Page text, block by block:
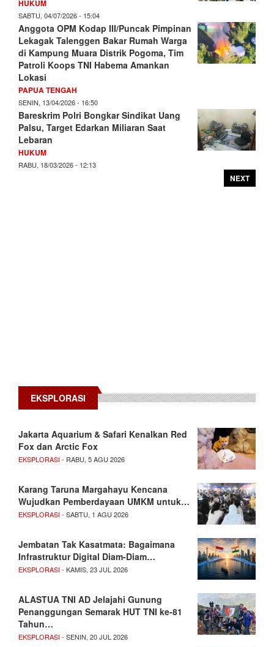
HUKUM
SABTU, 04/07/2026 - 15:04
Anggota OPM Kodap III/Puncak Pimpinan
Lekagak Talenggen Bakar Rumah Warga
di Kampung Muara Distrik Pogoma, Tim
Patroli Koops TNI Habema Amankan
Lokasi
PAPUA TENGAH
SENIN, 13/04/2026 - 16:50
Bareskrim Polri Bongkar Sindikat Uang
Palsu, Target Edarkan Miliaran Saat
Lebaran
HUKUM
RABU, 18/03/2026 - 12:13
NEXT
EKSPLORASI
Jakarta Aquarium & Safari Kenalkan Red
Fox dan Arctic Fox
EKSPLORASI- RABU, 5 AGU 2026
Karang Taruna Margahayu Kencana
Wujudkan Pemberdayaan UMKM untuk…
EKSPLORASI- SABTU, 1 AGU 2026
Jembatan Tak Kasatmata: Bagaimana
Infrastruktur Digital Diam-Diam…
EKSPLORASI- KAMIS, 23 JUL 2026
ALASTUA TNI AD Jelajahi Gunung
Penanggungan Semarak HUT TNI ke-81
Tahun…
EKSPLORASI- SENIN, 20 JUL 2026